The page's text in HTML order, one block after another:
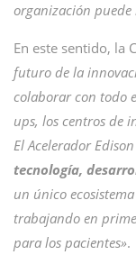
organización puede
En este sentido, la
futuro de la
colaborar con todo
ups, los centros de
El Acelerador
tecnología,
un único
trabajando en
para los pacientes».